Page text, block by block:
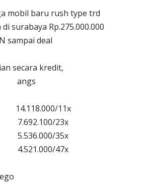
mobil baru rush type trd
surabaya Rp.275.000.000
sampai deal
secara kredit,
11x
23x
35x
47x